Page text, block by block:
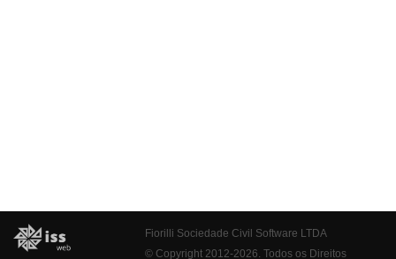
Fiorilli Sociedade Civil Software LTDA
© Copyright 2012-2026. Todos os Direitos